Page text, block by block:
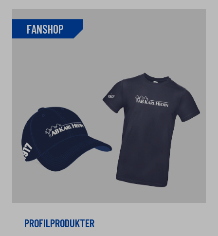
FANSHOP
PROFILPRODUKTER